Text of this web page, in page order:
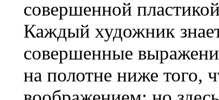
совершенной
Каждый художник
совершенные
на полотне ниже того,